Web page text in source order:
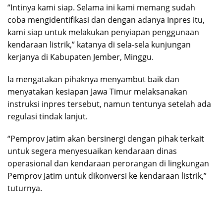
“Intinya kami siap. Selama ini kami memang sudah
coba mengidentifikasi dan dengan adanya Inpres itu,
kami siap untuk melakukan penyiapan penggunaan
kendaraan listrik,” katanya di sela-sela kunjungan
kerjanya di Kabupaten Jember, Minggu.
Ia mengatakan pihaknya menyambut baik dan
menyatakan kesiapan Jawa Timur melaksanakan
instruksi inpres tersebut, namun tentunya setelah ada
regulasi tindak lanjut.
“Pemprov Jatim akan bersinergi dengan pihak terkait
untuk segera menyesuaikan kendaraan dinas
operasional dan kendaraan perorangan di lingkungan
Pemprov Jatim untuk dikonversi ke kendaraan listrik,”
tuturnya.